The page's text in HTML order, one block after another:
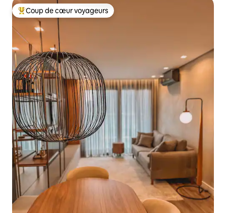
Coups de cœur voyageurs les plus appréciés
Coup de cœur voyageurs